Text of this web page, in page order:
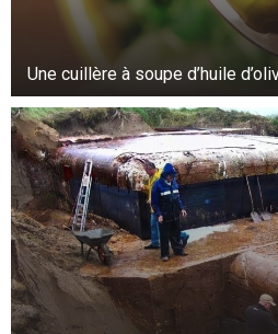
Une cuillère à soupe d’huile